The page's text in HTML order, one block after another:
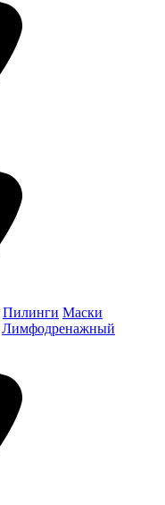
Пилинги Маски
Лимфодренажный